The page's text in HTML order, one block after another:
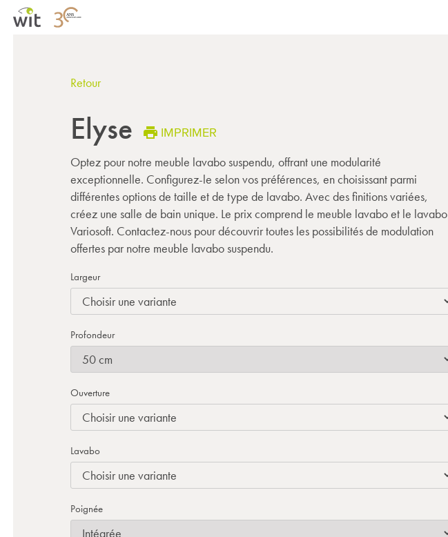
Retour
Elyse IMPRIMER
Optez pour notre meuble lavabo suspendu, offrant une modularité
exceptionnelle. Configurez-le selon vos préférences, en choisissant parmi
différentes options de taille et de type de lavabo. Avec des finitions variées,
créez une salle de bain unique. Le prix comprend le meuble lavabo et le lavabo
Variosoft. Contactez-nous pour découvrir toutes les possibilités de modulation
offertes par notre meuble lavabo suspendu.
Largeur
Profondeur
Ouverture
Lavabo
Poignée